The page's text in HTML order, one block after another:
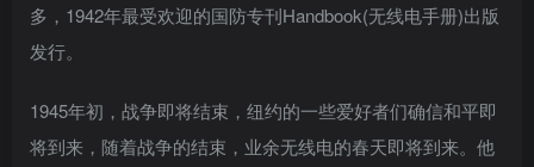
多，1942年最受欢迎的国防专刊Handbook(无线电手册)出版
发行。
1945年初，战争即将结束，纽约的一些爱好者们确信和平即
将到来，随着战争的结束，业余无线电的春天即将到来。他